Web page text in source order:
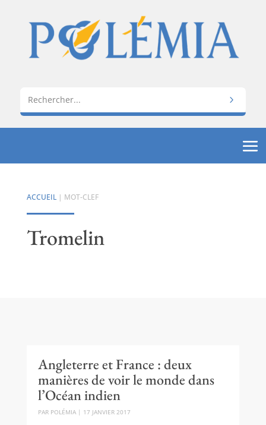
ACCUEIL| MOT-CLEF
Tromelin
Angleterre et France : deux
manières de voir le monde dans
l’Océan indien
PAR POLÉMIA| 17 JANVIER 2017